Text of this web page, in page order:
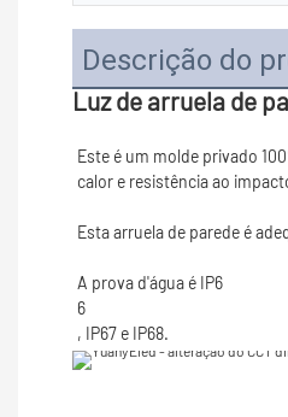
Descrição do
Luz de arruela de
Este é um molde privado